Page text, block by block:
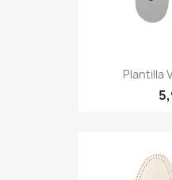
Plantilla